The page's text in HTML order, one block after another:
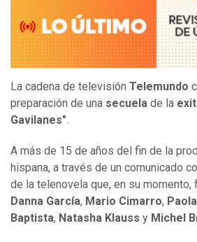
La cadena de televisión Telemundo
preparación de una secuela de la
Gavilanes".
A más de 15 de años del fin de la
hispana, a través de un comunicado
de la telenovela que, en su
Danna García, Mario Cimarro,
Baptista, Natasha Klauss y Michel